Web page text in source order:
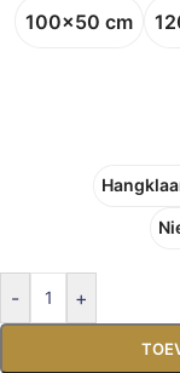
100x50 cm
- +